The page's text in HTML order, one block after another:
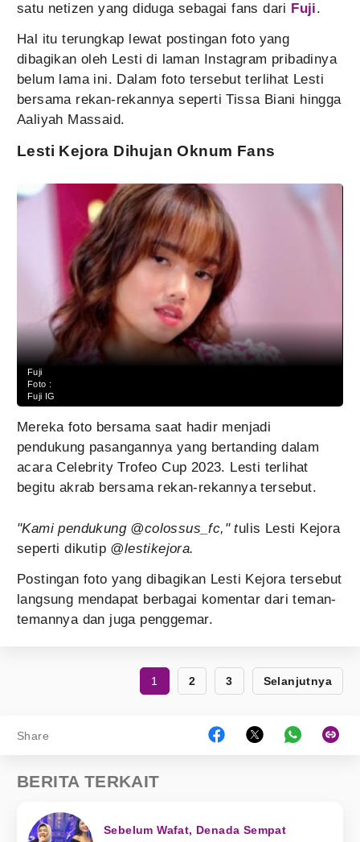
satu netizen yang diduga sebagai fans dari Fuji.
Hal itu terungkap lewat postingan foto yang
dibagikan oleh Lesti di laman Instagram pribadinya
belum lama ini. Dalam foto tersebut terlihat Lesti
bersama rekan-rekannya seperti Tissa Biani hingga
Aaliyah Massaid.
Lesti Kejora Dihujan Oknum Fans
Fuji
Foto :
Fuji IG
Mereka foto bersama saat hadir menjadi
pendukung pasangannya yang bertanding dalam
acara Celebrity Trofeo Cup 2023. Lesti terlihat
begitu akrab bersama rekan-rekannya tersebut.
"Kami pendukung @colossus_fc," tulis Lesti Kejora
seperti dikutip @lestikejora.
Postingan foto yang dibagikan Lesti Kejora tersebut
langsung mendapat berbagai komentar dari teman-
temannya dan juga penggemar.
1 2 3 Selanjutnya
Share
BERITA TERKAIT
Sebelum Wafat, Denada Sempat